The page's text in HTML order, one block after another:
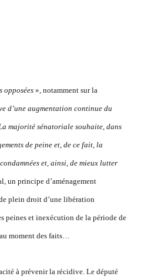
opposées», notamment sur la
d’une augmentation continue du
majorité sénatoriale souhaite, dans
de peine et, de ce fait, la
et, ainsi, de mieux lutter
un principe d’aménagement
plein droit d’une libération
peines et inexécution de la période de
moment des faits…
à prévenir la récidive. Le député